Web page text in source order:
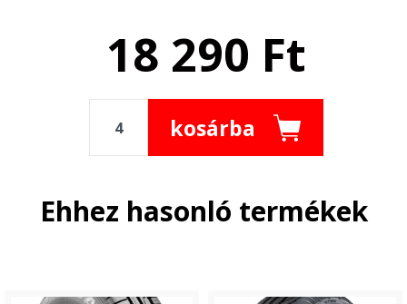
18 290 Ft
kosárba
Ehhez hasonló termékek